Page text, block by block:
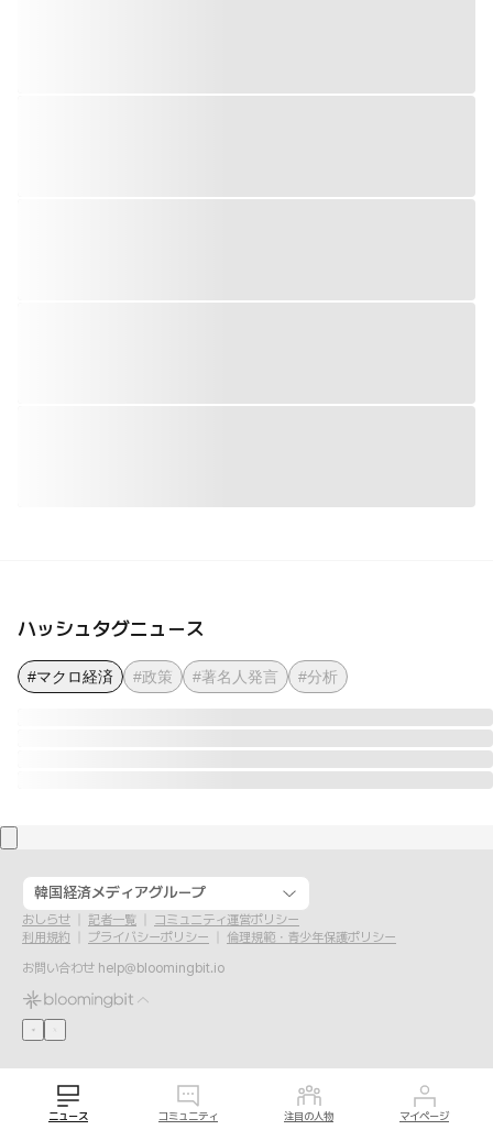
ハッシュタグニュース
#マクロ経済 #政策 #著名人発言 #分析
韓国経済メディアグループ
おしらせ 記者一覧
コミュニティ運営ポリシー
利用規約
プライバシーポリシー
倫理規範・青少年保護ポリシー
お問い合わせ help@bloomingbit.io
ニュース コミュニティ 注目の人物 マイページ